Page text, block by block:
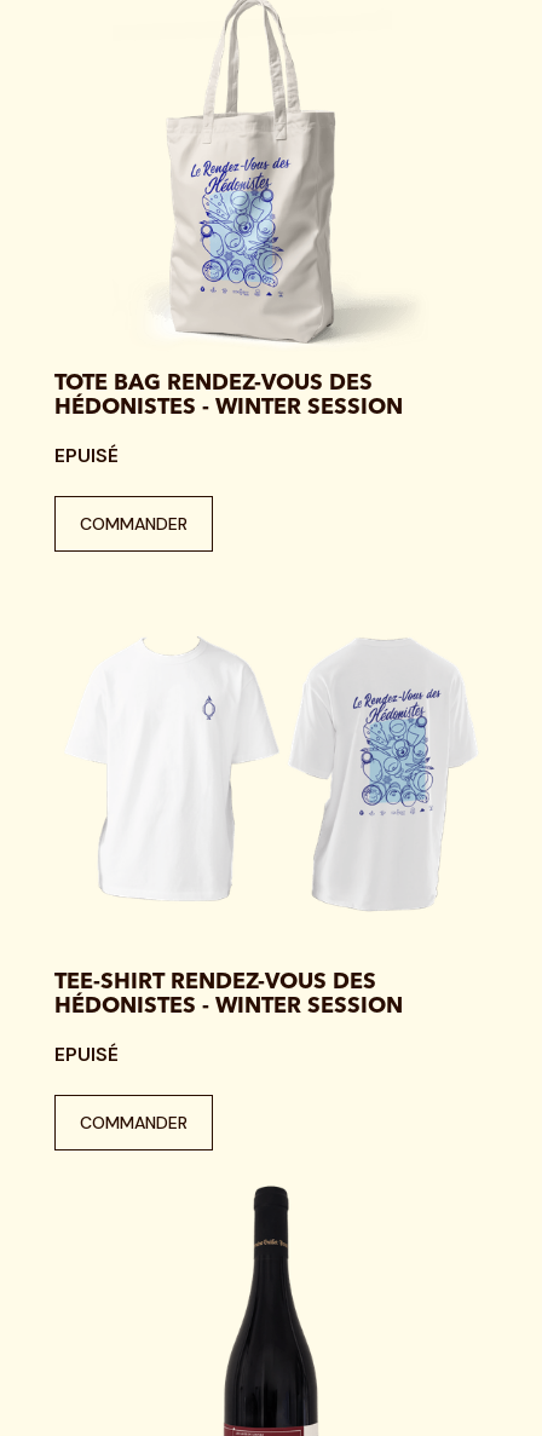
TOTE BAG RENDEZ-VOUS DES
HÉDONISTES - WINTER SESSION
EPUISÉ
COMMANDER
TEE-SHIRT RENDEZ-VOUS DES
HÉDONISTES - WINTER SESSION
EPUISÉ
COMMANDER